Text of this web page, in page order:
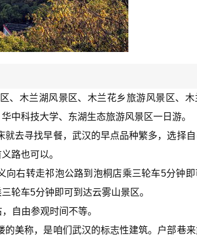
、木兰湖风景区、木兰花乡旅游风景区、木
中科技大学、东湖生态旅游风景区一日游。
去寻找早餐，武汉的早点品种繁多，选择
路也可以。
右转走祁泡公路到泡桐店乘三轮车5分钟
轮车5分钟即可到达云雾山景区。
自由参观时间不等。
美称，是咱们武汉的标志性建筑。户部巷